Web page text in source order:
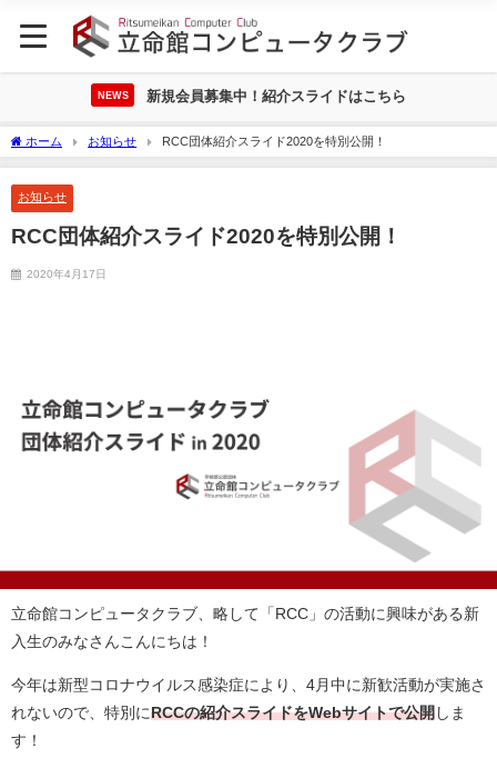
NEWS 新規会員募集中！紹介スライドはこちら
ホーム お知らせ RCC団体紹介スライド2020を特別公開！
お知らせ
RCC団体紹介スライド2020を特別公開！
2020年4月17日
立命館コンピュータクラブ、略して「RCC」 の活動に興味がある新
入生のみなさんこんにちは！
今年は新型コロナウイルス感染症により、4月中に新歓活動が実施さ
れないので、特別にRCCの紹介スライドをWebサイトで公開 しま
す！